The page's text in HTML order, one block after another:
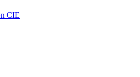
CIE